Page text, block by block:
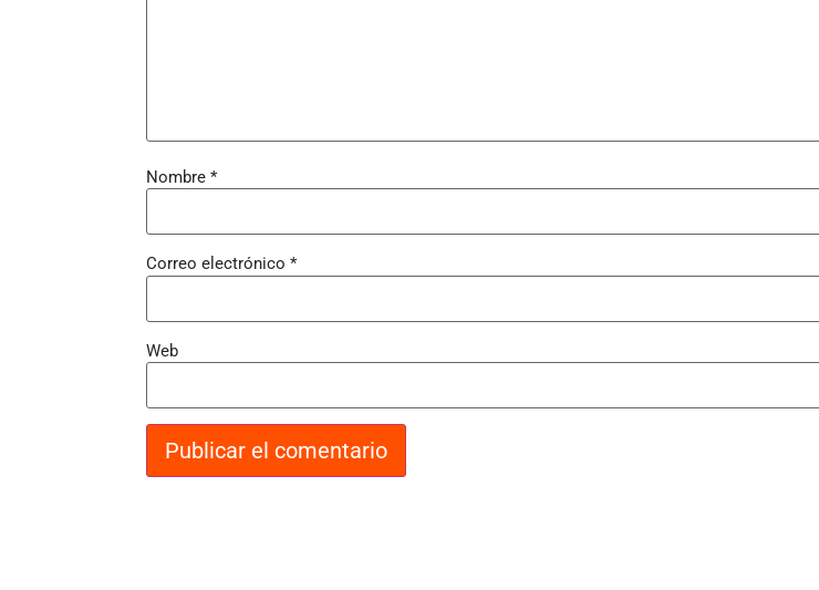
Nombre *
Correo electrónico *
Web